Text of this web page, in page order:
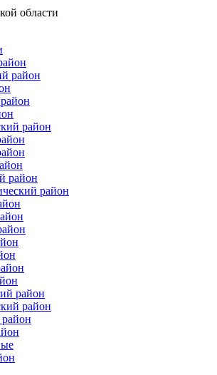
области
район
район
район
район
район
район